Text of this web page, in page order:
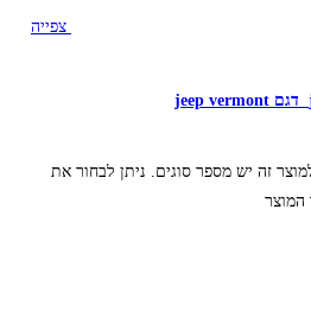
צפייה
זה יש מספר סוגים. ניתן לבחור את
המוצר